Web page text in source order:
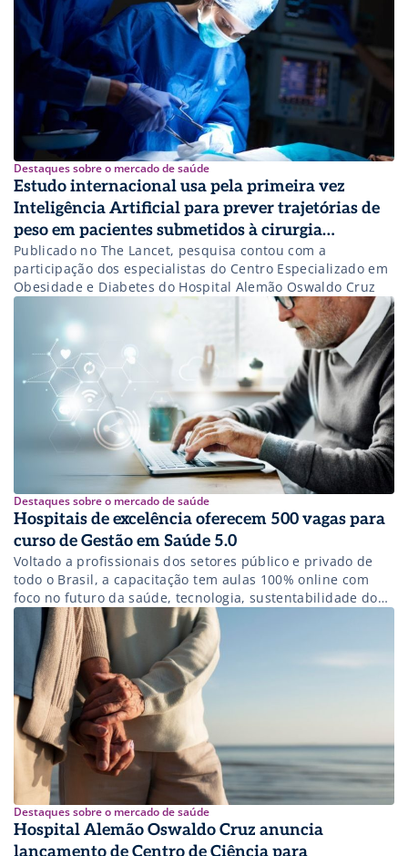
Destaques sobre o mercado de saúde
Estudo internacional usa pela primeira vez
Inteligência Artificial para prever trajetórias de
peso em pacientes submetidos à cirurgia
bariátrica
Publicado no The Lancet, pesquisa contou com a
participação dos especialistas do Centro Especializado em
Obesidade e Diabetes do Hospital Alemão Oswaldo Cruz
Destaques sobre o mercado de saúde
Hospitais de excelência oferecem 500 vagas para
curso de Gestão em Saúde 5.0
Voltado a profissionais dos setores público e privado de
todo o Brasil, a capacitação tem aulas 100% online com
foco no futuro da saúde, tecnologia, sustentabilidade do
setor e experiência do paciente
Destaques sobre o mercado de saúde
Hospital Alemão Oswaldo Cruz anuncia
lançamento de Centro de Ciência para